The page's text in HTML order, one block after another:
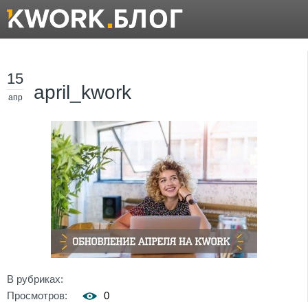
15
апр april_kwork
В рубриках:
Просмотров:
0